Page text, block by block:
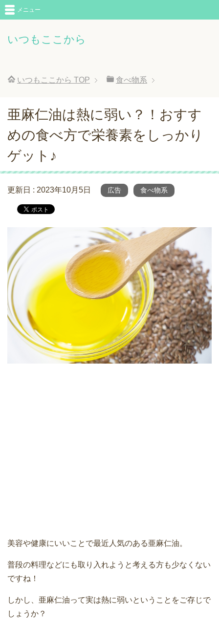
いつもここから
メニュー
いつもここから TOP 食べ物系
亜麻仁油は熱に弱い？！おすす
めの食べ方で栄養素をしっかり
ゲット♪
更新日 : 2023年10月5日 広告 食べ物系
美容や健康にいいことで最近人気のある亜麻仁油。
普段の料理などにも取り入れようと考える方も少なくない
ですね！
しかし、亜麻仁油って実は熱に弱いということをご存じで
しょうか？